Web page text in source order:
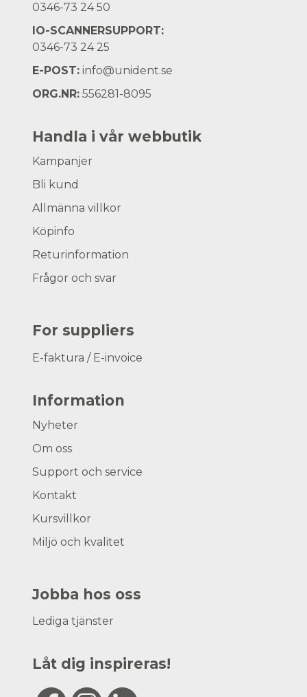
0346-73 24 50
IO-SCANNERSUPPORT:
0346-73 24 25
E-POST: info@unident.se
ORG.NR: 556281-8095
Handla i vår webbutik
Kampanjer
Bli kund
Allmänna villkor
Köpinfo
Returinformation
Frågor och svar
For suppliers
E-faktura / E-invoice
Information
Nyheter
Om oss
Support och service
Kontakt
Kursvillkor
Miljö och kvalitet
Jobba hos oss
Lediga tjänster
Låt dig inspireras!